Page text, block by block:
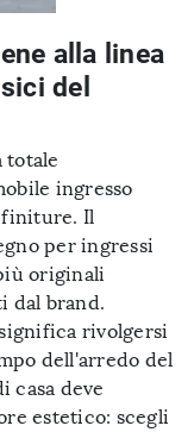
alla linea
del
totale
ingresso
finiture. Il
per ingressi
originali
dal brand.
rivolgersi
dell'arredo del
casa deve
estetico: scegli